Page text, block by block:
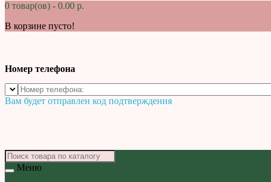
0 товар(ов) - 0.00 р.
В корзине пусто!
Номер телефона
Вам будет отправлен код подтверждения
Меню